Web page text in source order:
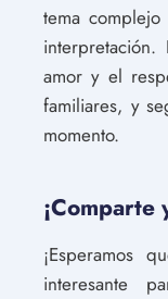
tema
amor y el
familiares, y
momento.
¡Comparte
¡Esperamos
interesante